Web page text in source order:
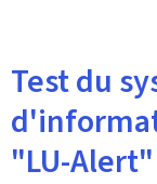
Test du
"LU-Alert"